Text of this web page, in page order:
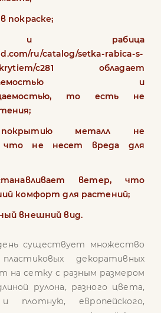
покраске;
рабица
ru/catalog/setka-rabica-s-
c281 обладает
и
то есть не
покрытию металл не
что не несет вреда для
ветер, что
комфорт для растений;
внешний вид.
существует множество
декоративных
на сетку с разным размером
рулона, разного цвета,
плотную, европейского,